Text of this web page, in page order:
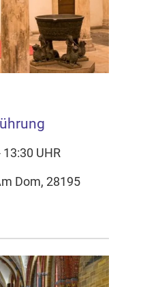
13:30 UHR
Dom, 28195